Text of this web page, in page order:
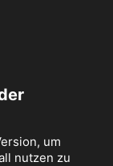
um
nutzen zu